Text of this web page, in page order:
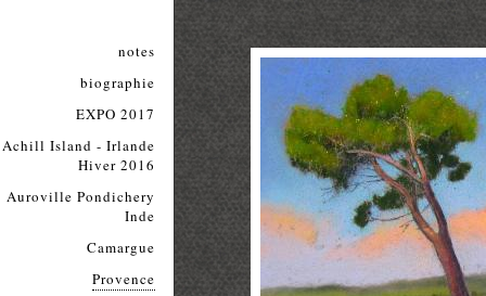
notes
biographie
EXPO 2017
Achill Island - Irlande
Hiver 2016
Auroville Pondichery
Inde
Camargue
Provence